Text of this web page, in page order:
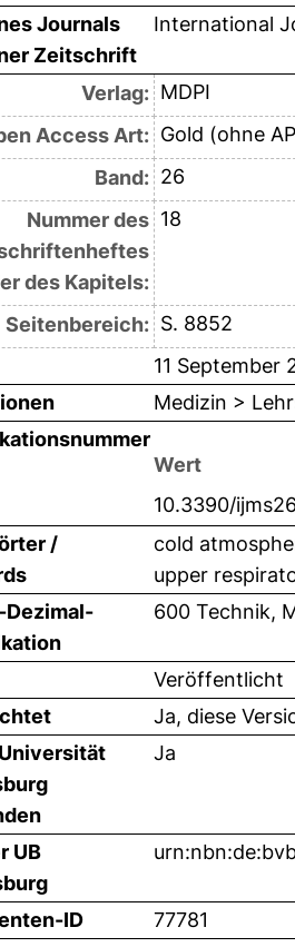
Journals
Zeitschrift
International
Verlag: MDPI
Access Art: Gold (ohne
Band: 26
Nummer des
des Kapitels:
18
Seitenbereich: S. 8852
11 September
Medizin >
Wert
10.3390/
/
cold
upper
Dezimal-
600 Technik,
Veröffentlicht
Ja, diese
Ja
UB
ID 77781